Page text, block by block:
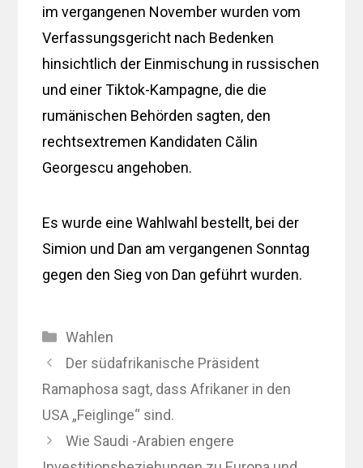
im vergangenen November wurden vom
Verfassungsgericht nach Bedenken
hinsichtlich der Einmischung in russischen
und einer Tiktok-Kampagne, die die
rumänischen Behörden sagten, den
rechtsextremen Kandidaten Călin
Georgescu angehoben.
Es wurde eine Wahlwahl bestellt, bei der
Simion und Dan am vergangenen Sonntag
gegen den Sieg von Dan geführt wurden.
Kategorien
Wahlen
Der südafrikanische Präsident
Ramaphosa sagt, dass Afrikaner in den
USA „Feiglinge“ sind.
Wie Saudi -Arabien engere